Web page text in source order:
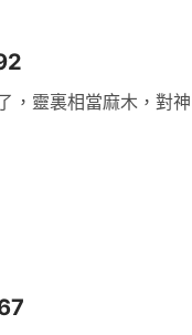
，靈裏相當麻木，對神